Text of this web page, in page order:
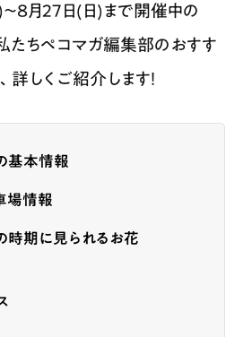
8月27日(日)まで開催中の
たちペコマガ編集部のおすす
詳しくご紹介します！
基本情報
場情報
時期に見られるお花